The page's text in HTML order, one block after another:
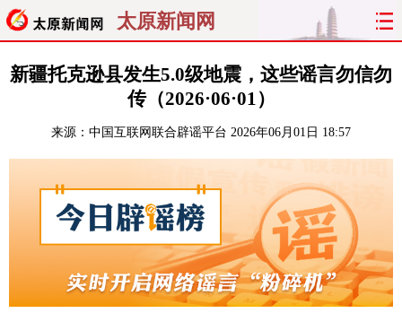
太原新闻网
首页 聚焦 太原 山西
关注 文明
纵横 曝光 综合 专题
理财 政务 教育
看天下 晋月读 最太原 网罗民生
太原日报 太原晚报 热评 社区
新疆托克逊县发生5.0级地震，这些谣言勿信勿
传（2026·06·01）
来源： 中国互联网联合辟谣平台 2026年06月01日 18:57